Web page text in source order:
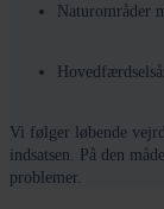
Naturområder
Vi følger løbende
indsatsen. På den
problemer.